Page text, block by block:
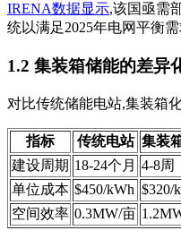
IRENA数据显示,该国亟需
统以满足2025年电网平衡需
1.2 集装箱储能的差异
对比传统储能电站,集装箱
指标 传统电站 集装
建设周期 18-24个月 4-8周
单位成本 $450/kWh $320/
空间效率 0.3MW/亩